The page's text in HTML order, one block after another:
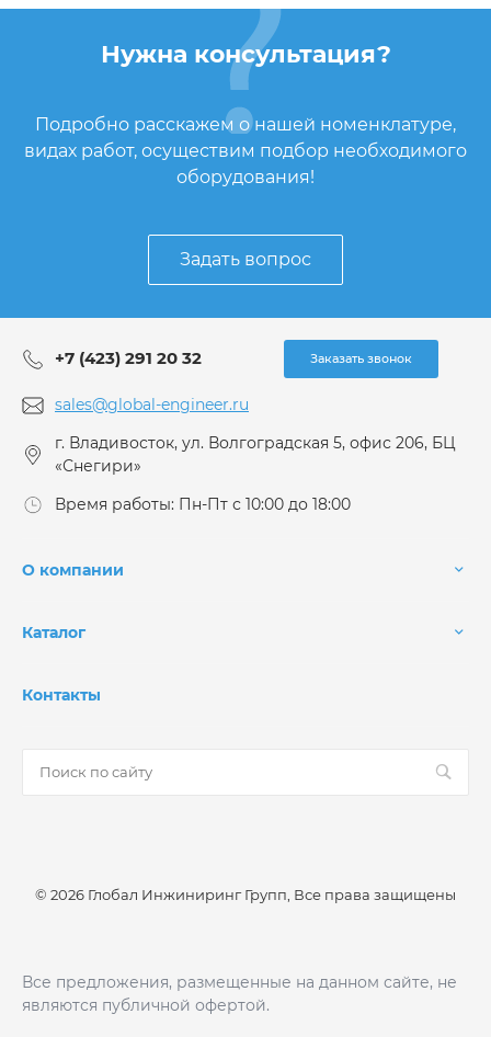
Нужна консультация?
Подробно расскажем о нашей номенклатуре,
видах работ, осуществим подбор необходимого
оборудования!
Задать вопрос
+7 (423) 291 20 32 Заказать звонок
sales@global-engineer.ru
г. Владивосток, ул. Волгоградская 5, офис 206, БЦ
«Снегири»
Время работы: Пн-Пт с 10:00 до 18:00
О компании
Каталог
Контакты
© 2026 Глобал Инжиниринг Групп, Все права защищены
Все предложения, размещенные на данном сайте, не
являются публичной офертой.